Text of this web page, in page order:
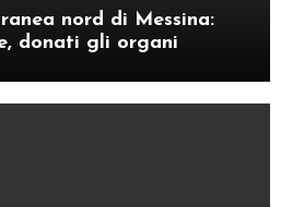
nord di Messina:
donati gli organi